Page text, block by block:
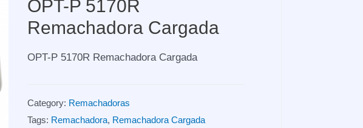
OPT-P 5170R
Remachadora Cargada
OPT-P 5170R Remachadora Cargada
Category: Remachadoras
Tags: Remachadora, Remachadora Cargada